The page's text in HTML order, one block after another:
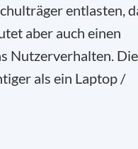
entlasten,
aber auch einen
Nutzerverhalten. Die
als ein Laptop /